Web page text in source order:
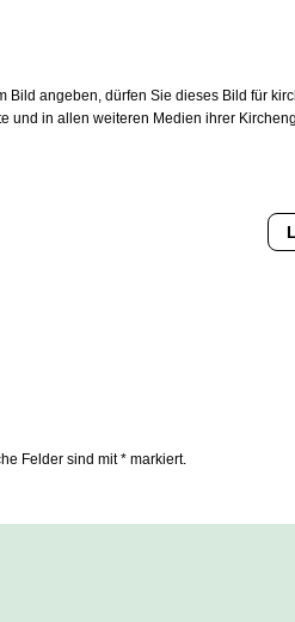
Bild angeben, dürfen Sie dieses Bild für
und in allen weiteren Medien ihrer
Felder sind mit * markiert.